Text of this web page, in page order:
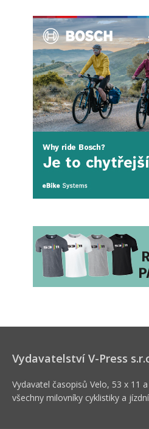
Vydavatelství V-Press
Vydavatel časopisů Velo, 53 x 11
všechny milovníky cyklistiky a